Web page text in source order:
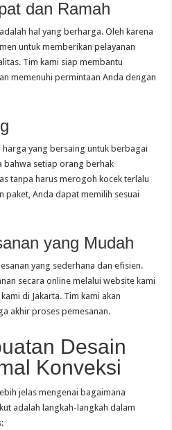
dan Ramah
hal yang berharga. Oleh karena
untuk memberikan pelayanan
Tim kami siap membantu
memenuhi permintaan Anda dengan
yang bersaing untuk berbagai
bahwa setiap orang berhak
tanpa harus merogoh kocek terlalu
paket, Anda dapat memilih sesuai
yang Mudah
yang sederhana dan efisien.
secara online melalui website kami
di Jakarta. Tim kami akan
akhir proses pemesanan.
Desain
Konveksi
jelas mengenai bagaimana
adalah langkah-langkah dalam